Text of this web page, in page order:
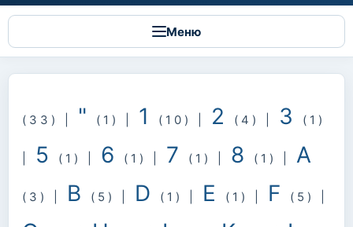
Меню
(33) " (1) 1 (10) 2 (4) 3 (1)
5 (1) 6 (1) 7 (1) 8 (1) A
(3) B (5) D (1) E (1) F (5)